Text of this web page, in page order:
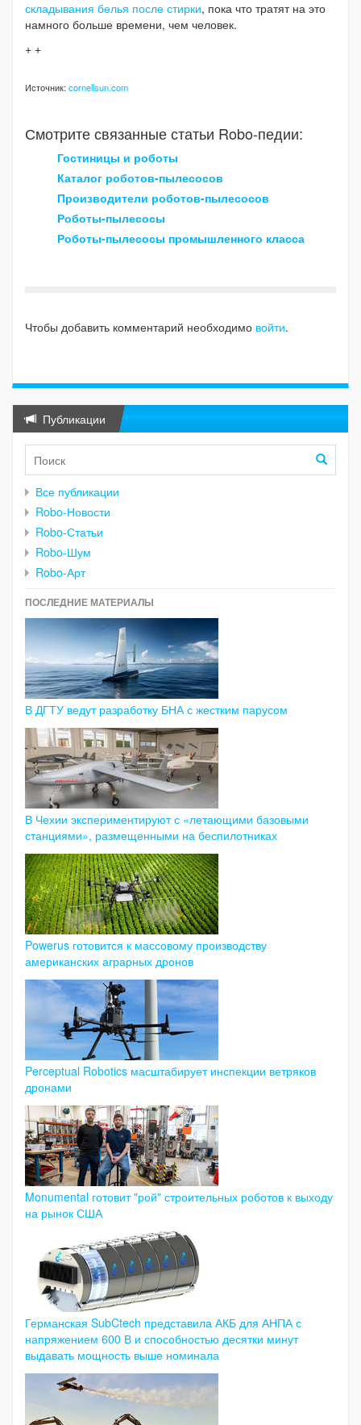
складывания белья после стирки, пока что тратят на это
намного больше времени, чем человек.
+ +
Источник:cornellsun.com
Смотрите связанные статьи Robo-педии:
Гостиницы и роботы
Каталог роботов-пылесосов
Производители роботов-пылесосов
Роботы-пылесосы
Роботы-пылесосы промышленного класса
Чтобы добавить комментарий необходимо войти.
Публикации
Все публикации
Robo-Новости
Robo-Статьи
Robo-Шум
Robo-Арт
ПОСЛЕДНИЕ МАТЕРИАЛЫ
В ДГТУ ведут разработку БНА с жестким парусом
В Чехии экспериментируют с «летающими базовыми
станциями», размещенными на беспилотниках
Powerus готовится к массовому производству
американских аграрных дронов
Perceptual Robotics масштабирует инспекции ветряков
дронами
Monumental готовит "рой" строительных роботов к выходу
на рынок США
Германская SubCtech представила АКБ для АНПА с
напряжением 600 В и способностью десятки минут
выдавать мощность выше номинала